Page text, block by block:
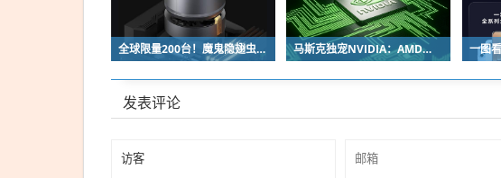
全球限量200台！魔鬼隐翅虫欧米伽L36 Ultra液冷预售：可动冷头售2999元 马斯克独宠NVIDIA：AMD苏姿丰淡定回应
发表评论